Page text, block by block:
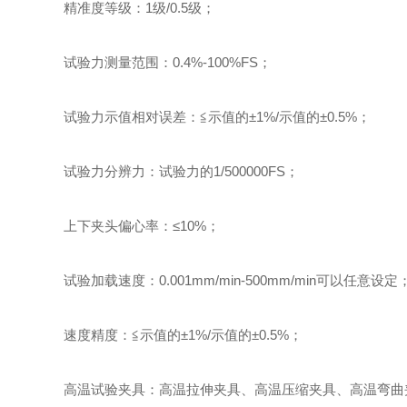
精准度等级：1级/0.5级；
试验力测量范围：0.4%-100%FS；
试验力示值相对误差：≦示值的±1%/示值的±0.5%；
试验力分辨力：试验力的1/500000FS；
上下夹头偏心率：≤10%；
试验加载速度：0.001mm/min-500mm/min可以任意设定；
速度精度：≦示值的±1%/示值的±0.5%；
高温试验夹具：高温拉伸夹具、高温压缩夹具、高温弯曲